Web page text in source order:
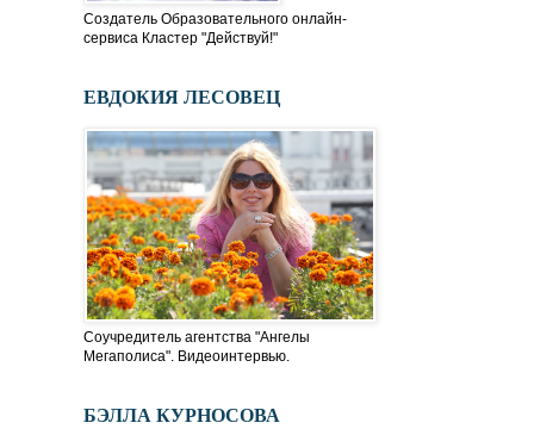
Создатель Образовательного онлайн-
сервиса Кластер "Действуй!"
ЕВДОКИЯ ЛЕСОВЕЦ
Соучредитель агентства "Ангелы
Мегаполиса". Видеоинтервью.
БЭЛЛА КУРНОСОВА